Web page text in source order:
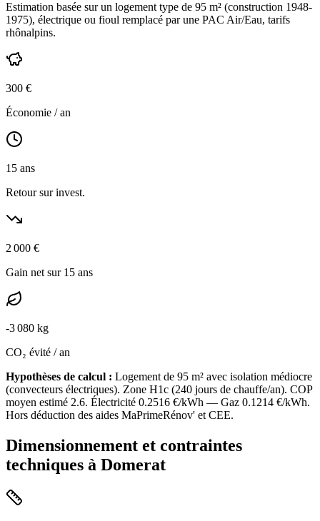
Estimation basée sur un logement type de 95 m² (construction 1948-
1975), électrique ou fioul remplacé par une PAC Air/Eau, tarifs
rhônalpins.
300 €
Économie / an
15 ans
Retour sur invest.
2 000 €
Gain net sur 15 ans
-3 080 kg
CO₂ évité / an
Hypothèses de calcul : Logement de 95 m² avec isolation médiocre
(convecteurs électriques). Zone H1c (240 jours de chauffe/an). COP
moyen estimé 2.6. Électricité 0.2516 €/kWh — Gaz 0.1214 €/kWh.
Hors déduction des aides MaPrimeRénov' et CEE.
Dimensionnement et contraintes
techniques à Domerat